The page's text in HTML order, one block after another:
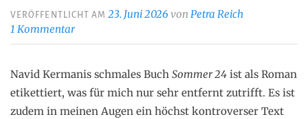
VERÖFFENTLICHT AM23. Juni 2026 vonPetra Reich
1 Kommentar
Navid Kermanis schmales Buch Sommer 24 ist als Roman
etikettiert, was für mich nur sehr entfernt zutrifft. Es ist
zudem in meinen Augen ein höchst kontroverser Text